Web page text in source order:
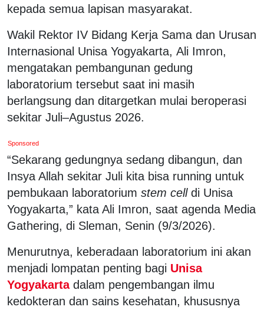
kepada semua lapisan masyarakat.
Wakil Rektor IV Bidang Kerja Sama dan Urusan
Internasional Unisa Yogyakarta, Ali Imron,
mengatakan pembangunan gedung
laboratorium tersebut saat ini masih
berlangsung dan ditargetkan mulai beroperasi
sekitar Juli–Agustus 2026.
Sponsored
“Sekarang gedungnya sedang dibangun, dan
Insya Allah sekitar Juli kita bisa running untuk
pembukaan laboratorium stem celldi Unisa
Yogyakarta,” kata Ali Imron, saat agenda Media
Gathering, di Sleman, Senin (9/3/2026).
Menurutnya, keberadaan laboratorium ini akan
menjadi lompatan penting bagi Unisa
Yogyakarta dalam pengembangan ilmu
kedokteran dan sains kesehatan, khususnya